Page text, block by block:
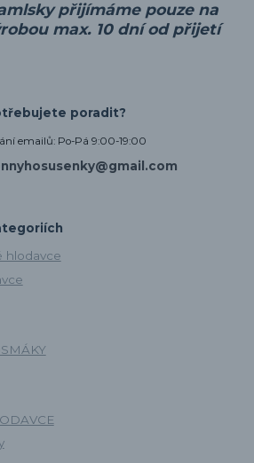
přijímáme pouze na
max. 10 dní od přijetí
poradit?
emailů: Po-Pá 9:00-19:00
hlodavce